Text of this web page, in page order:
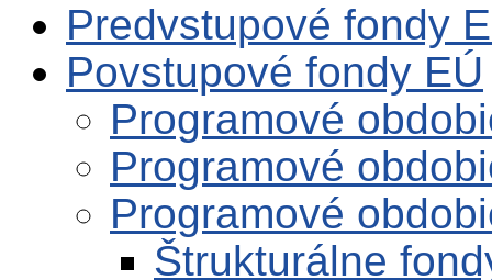
Predvstupové fondy
Povstupové fondy EÚ
Programové
Programové
Programové
Štrukturálne